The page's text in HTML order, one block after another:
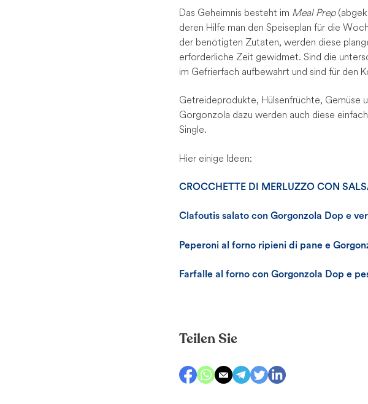
Das Geheimnis besteht im Meal Prep
deren Hilfe man den Speiseplan für die
der benötigten Zutaten, werden diese
erforderliche Zeit gewidmet. Sind die
im Gefrierfach aufbewahrt und sind für den
Getreideprodukte, Hülsenfrüchte, Gemüse
Gorgonzola dazu werden auch diese
Single.
Hier einige Ideen:
CROCCHETTE DI MERLUZZO CON
Clafoutis salato con Gorgonzola Dop e
Peperoni al forno ripieni di pane e
Farfalle al forno con Gorgonzola Dop e
Teilen Sie